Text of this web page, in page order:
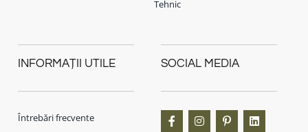
Tehnic
INFORMAȚII UTILE
Întrebări frecvente
SOCIAL MEDIA